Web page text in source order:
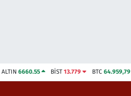
ALTIN 6660.55 BİST13.779 BTC 64.959,79